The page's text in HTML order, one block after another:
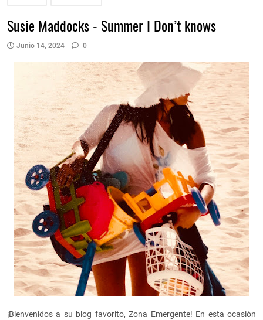
Susie Maddocks - Summer I Don’t knows
Junio 14, 2024 0
¡Bienvenidos a su blog favorito, Zona Emergente! En esta ocasión